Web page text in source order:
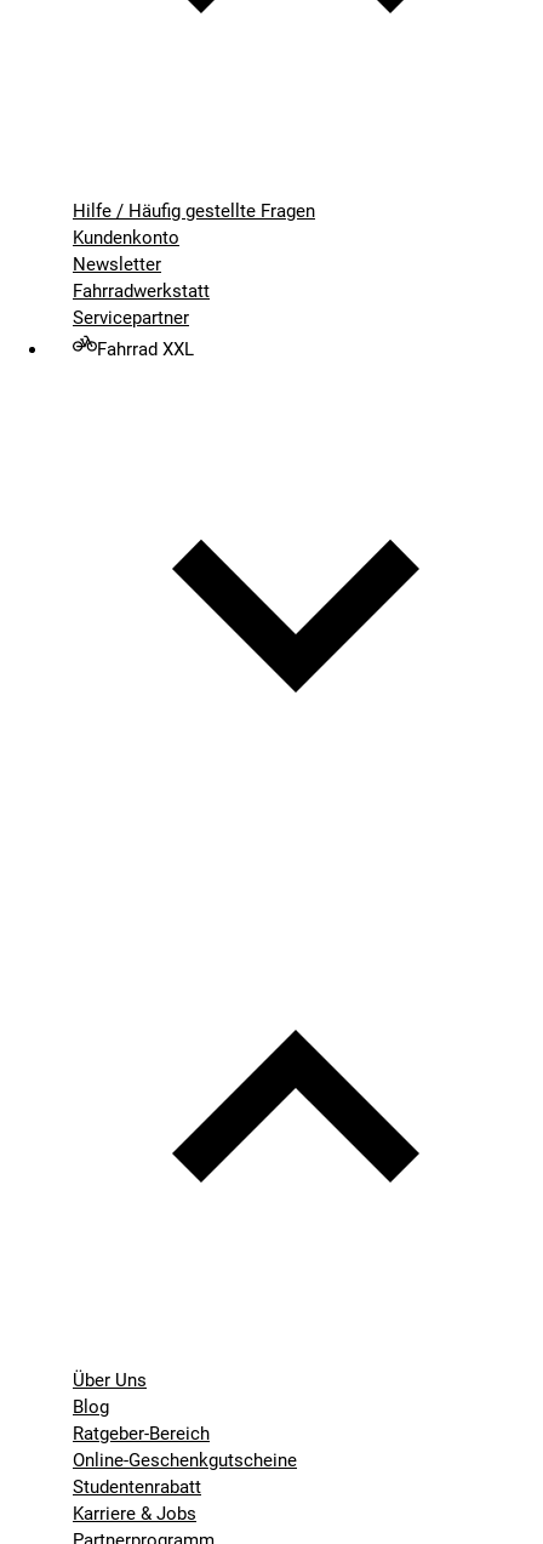
Hilfe / Häufig gestellte Fragen
Kundenkonto
Newsletter
Fahrradwerkstatt
Servicepartner
Fahrrad XXL
Über Uns
Blog
Ratgeber-Bereich
Online-Geschenkgutscheine
Studentenrabatt
Karriere & Jobs